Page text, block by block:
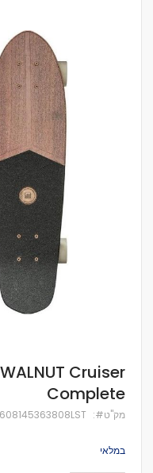
לדלג
להתחלה
של
תמונות
Cruiser
Complete
מק''ט
במלאי